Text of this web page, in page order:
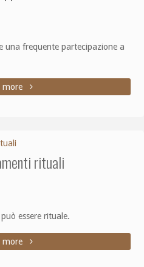
una frequente partecipazione a
more
rituali
essere rituale.
more